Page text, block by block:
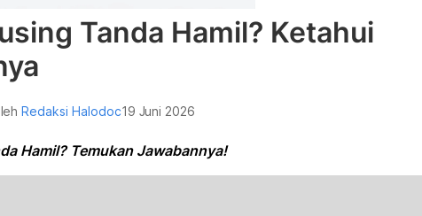
Tanda Hamil? Ketahui
Redaksi Halodoc19 Juni 2026
Hamil? Temukan Jawabannya!